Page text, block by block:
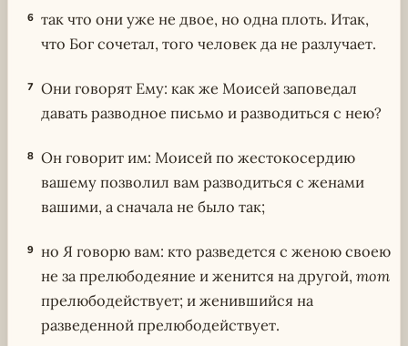
6 так что они уже не двое, но одна плоть. Итак,
что Бог сочетал, того человек да не разлучает.
7 Они говорят Ему: как же Моисей заповедал
давать разводное письмо и разводиться с нею?
8 Он говорит им: Моисей по жестокосердию
вашему позволил вам разводиться с женами
вашими, а сначала не было так;
9 но Я говорю вам: кто разведется с женою своею
не за прелюбодеяние и женится на другой, тот
прелюбодействует; и женившийся на
разведенной прелюбодействует.